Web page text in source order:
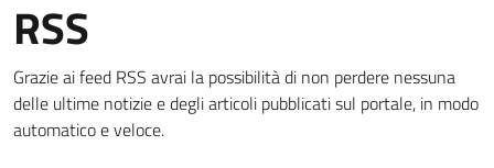
RSS
Grazie ai feed RSS avrai la possibilità di non perdere nessuna
delle ultime notizie e degli articoli pubblicati sul portale, in modo
automatico e veloce.